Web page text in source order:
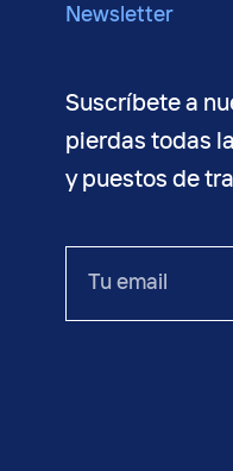
Newsletter
Suscríbete a
pierdas todas
y puestos de